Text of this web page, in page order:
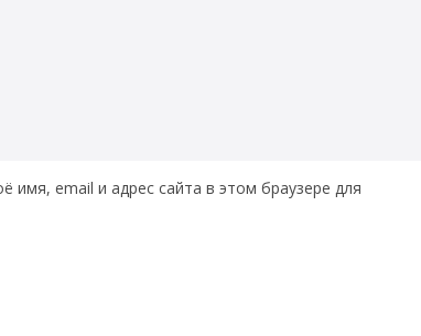
имя, email и адрес сайта в этом браузере для